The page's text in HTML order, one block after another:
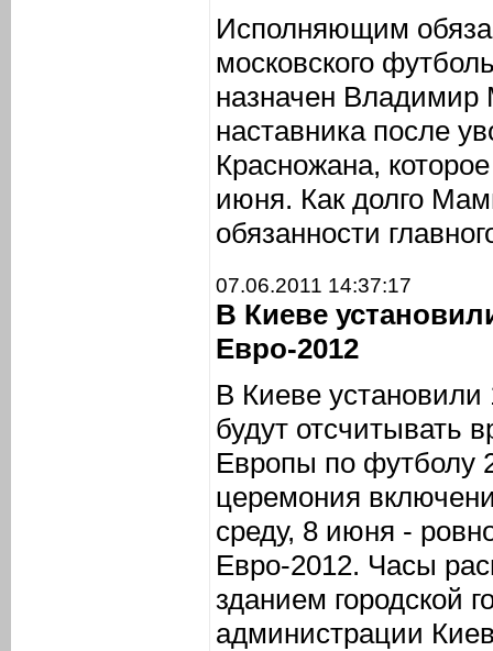
Исполняющим
московского
назначен
наставника после
Красножана,
июня. Как долго
обязанности
07.06.2011 14:37:17
В Киеве
Евро-2012
В Киеве
будут отсчитывать
Европы по футболу
церемония
среду, 8 июня -
Евро-2012. Часы
зданием городской
администрации